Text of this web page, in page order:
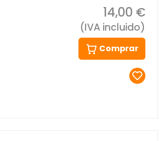
14,00 €
(IVA incluido)
Comprar